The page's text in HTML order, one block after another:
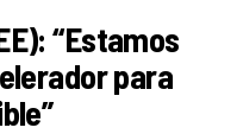
“Estamos
para